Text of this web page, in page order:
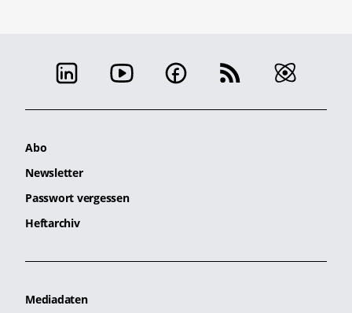
Abo
Newsletter
Passwort vergessen
Heftarchiv
Mediadaten